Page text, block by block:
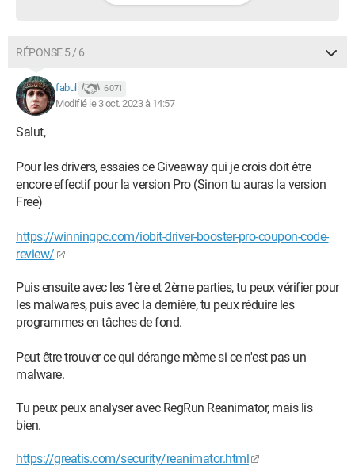
RÉPONSE 5 / 6
fabul 6 071
Modifié le 3 oct. 2023 à 14:57
Salut,
Pour les drivers, essaies ce Giveaway qui je crois doit être
encore effectif pour la version Pro (Sinon tu auras la version
Free)
https://winningpc.com/iobit-driver-booster-pro-coupon-code-
review/
Puis ensuite avec les 1ère et 2ème parties, tu peux vérifier pour
les malwares, puis avec la dernière, tu peux réduire les
programmes en tâches de fond.
Peut être trouver ce qui dérange mème si ce n'est pas un
malware.
Tu peux peux analyser avec RegRun Reanimator, mais lis
bien.
https://greatis.com/security/reanimator.html